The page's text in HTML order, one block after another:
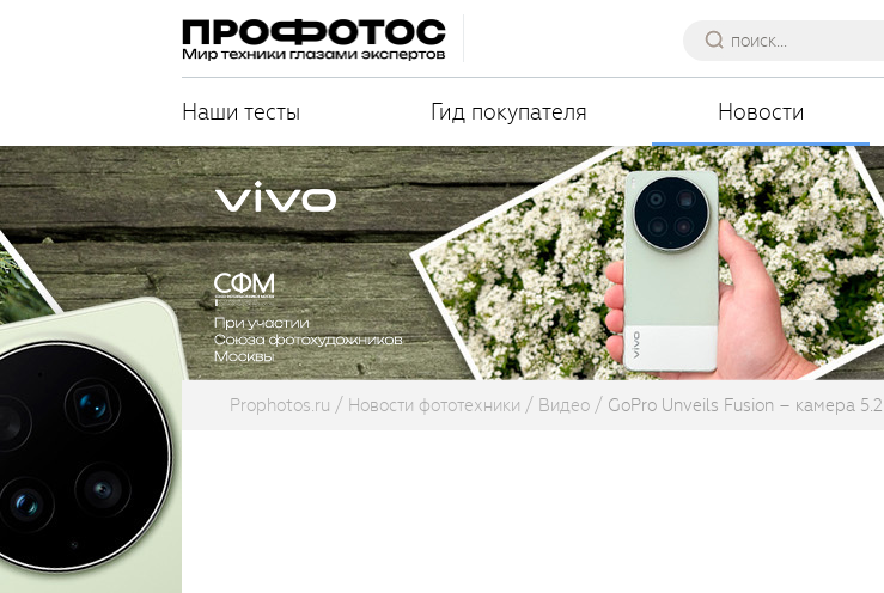
Наши тесты Гид покупателя Новости
Prophotos.ru Новости фототехники Видео GoPro Unveils Fusion – камера